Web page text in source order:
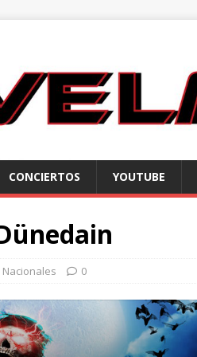
CONCIERTOS YOUTUBE
Nacionales 0